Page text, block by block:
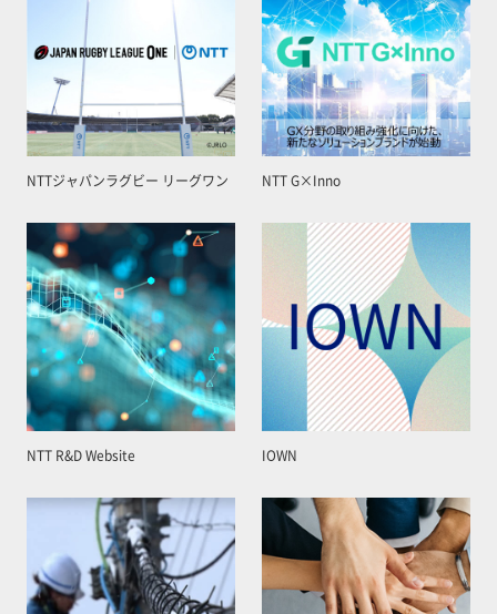
NTTジャパンラグビー リーグワン NTT G×Inno
NTT R&D Website IOWN